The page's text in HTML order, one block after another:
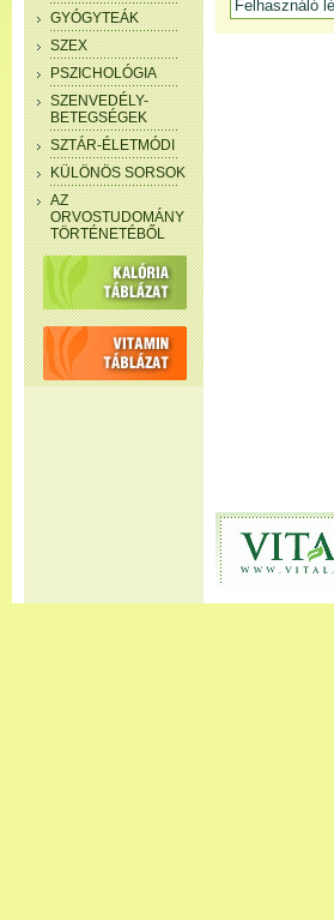
GYÓGYTEÁK
SZEX
PSZICHOLÓGIA
SZENVEDÉLY-
BETEGSÉGEK
SZTÁR-ÉLETMÓDI
KÜLÖNÖS SORSOK
AZ
ORVOSTUDOMÁNY
TÖRTÉNETÉBŐL